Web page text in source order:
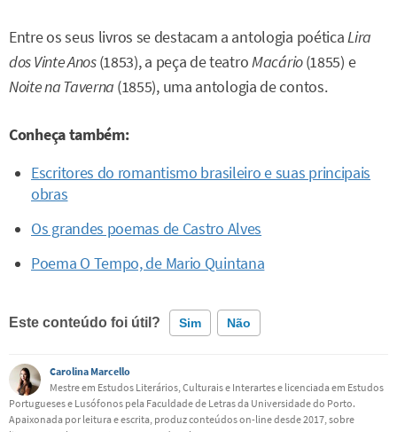
Entre os seus livros se destacam a antologia poéticaLira
dos Vinte Anos(1853), a peça de teatroMacário(1855) e
Noite na Taverna (1855), uma antologia de contos.
Conheça também:
Escritores do romantismo brasileiro e suas principais
obras
Os grandes poemas de Castro Alves
Poema O Tempo, de Mario Quintana
Este conteúdo foi útil? Sim Não
Este conteúdo contém informação incorreta
Este conteúdo não tem a informação que procuro
Carolina Marcello
Mestre em Estudos Literários, Culturais e Interartes e licenciada em Estudos
Portugueses e Lusófonos pela Faculdade de Letras da Universidade do Porto.
Apaixonada por leitura e escrita, produz conteúdos on-line desde 2017, sobre